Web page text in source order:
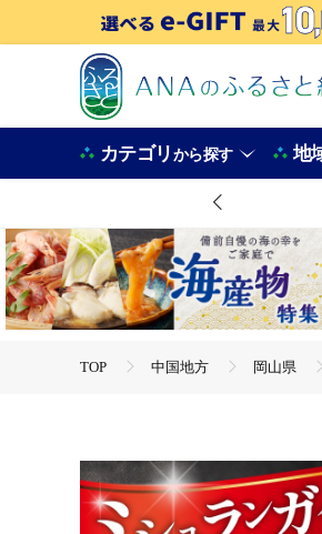
カテゴリから探す 地
TOP 中国地方 岡山県